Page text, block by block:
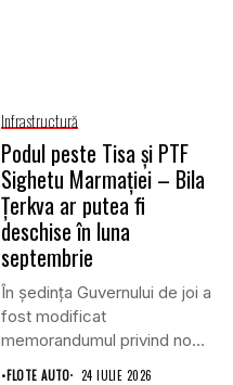
Infrastructură
Podul peste Tisa și PTF
Sighetu Marmației – Bila
Țerkva ar putea fi
deschise în luna
septembrie
În ședința Guvernului de joi a
fost modificat
memorandumul privind noul
punct...
•FLOTE AUTO 24 IULIE 2026